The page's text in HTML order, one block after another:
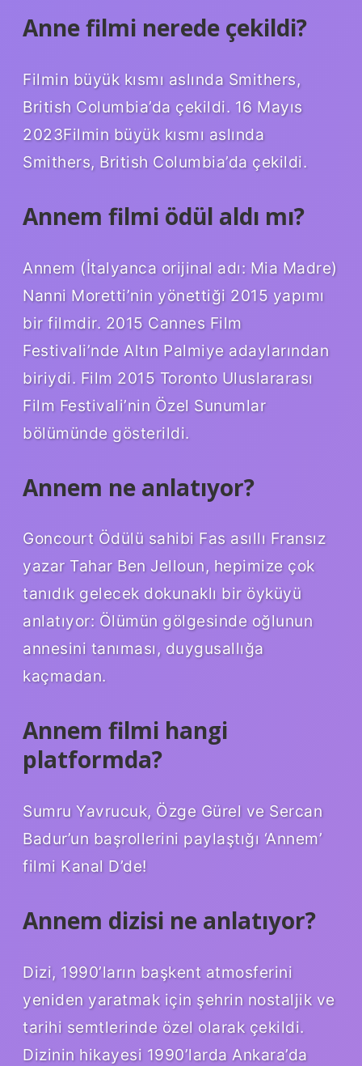
Anne filmi nerede çekildi?
Filmin büyük kısmı aslında Smithers,
British Columbia’da çekildi. 16 Mayıs
2023Filmin büyük kısmı aslında
Smithers, British Columbia’da çekildi.
Annem filmi ödül aldı mı?
Annem (İtalyanca orijinal adı: Mia Madre)
Nanni Moretti’nin yönettiği 2015 yapımı
bir filmdir. 2015 Cannes Film
Festivali’nde Altın Palmiye adaylarından
biriydi. Film 2015 Toronto Uluslararası
Film Festivali’nin Özel Sunumlar
bölümünde gösterildi.
Annem ne anlatıyor?
Goncourt Ödülü sahibi Fas asıllı Fransız
yazar Tahar Ben Jelloun, hepimize çok
tanıdık gelecek dokunaklı bir öyküyü
anlatıyor: Ölümün gölgesinde oğlunun
annesini tanıması, duygusallığa
kaçmadan.
Annem filmi hangi
platformda?
Sumru Yavrucuk, Özge Gürel ve Sercan
Badur’un başrollerini paylaştığı ‘Annem’
filmi Kanal D’de!
Annem dizisi ne anlatıyor?
Dizi, 1990’ların başkent atmosferini
yeniden yaratmak için şehrin nostaljik ve
tarihi semtlerinde özel olarak çekildi.
Dizinin hikayesi 1990’larda Ankara’da